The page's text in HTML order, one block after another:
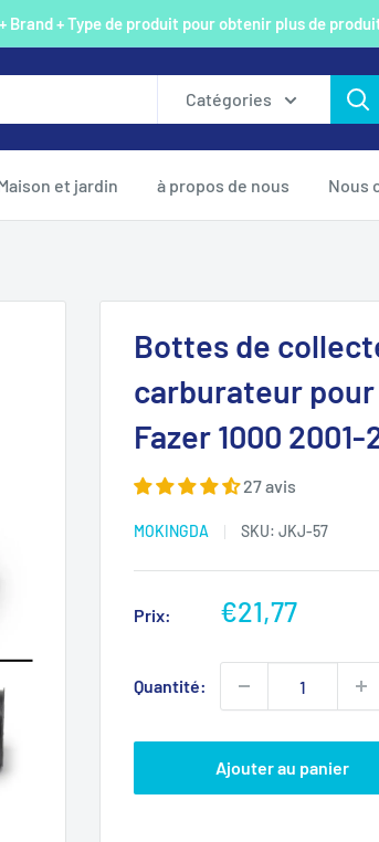
Brand + Type de produit pour obtenir plus de
Catégories
et jardin à propos de nous Nous
Bottes de
carburateur pour
Fazer 1000
27 avis
MOKINGDA SKU: JKJ-57
Prix:
Prix
€21,77
Quantité:
Ajouter au panier